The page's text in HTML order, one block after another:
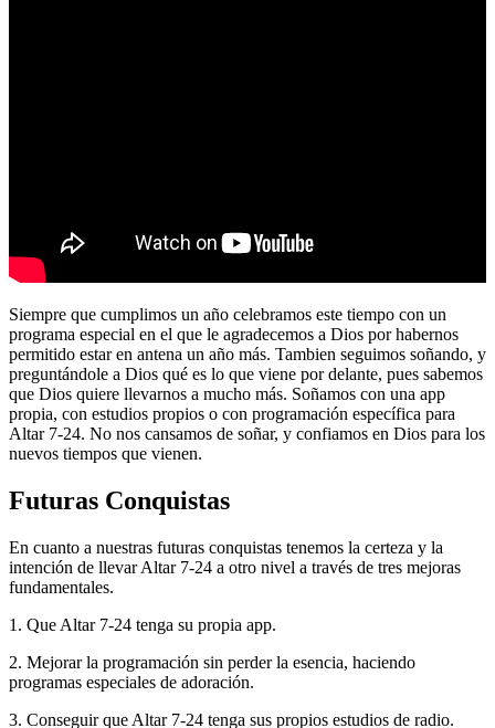
Siempre que cumplimos un año celebramos este tiempo con un
programa especial en el que le agradecemos a Dios por habernos
permitido estar en antena un año más. Tambien seguimos soñando, y
preguntándole a Dios qué es lo que viene por delante, pues sabemos
que Dios quiere llevarnos a mucho más. Soñamos con una app
propia, con estudios propios o con programación específica para
Altar 7-24. No nos cansamos de soñar, y confiamos en Dios para los
nuevos tiempos que vienen.
Futuras Conquistas
En cuanto a nuestras futuras conquistas tenemos la certeza y la
intención de llevar Altar 7-24 a otro nivel a través de tres mejoras
fundamentales.
1. Que Altar 7-24 tenga su propia app.
2. Mejorar la programación sin perder la esencia, haciendo
programas especiales de adoración.
3. Conseguir que Altar 7-24 tenga sus propios estudios de radio.